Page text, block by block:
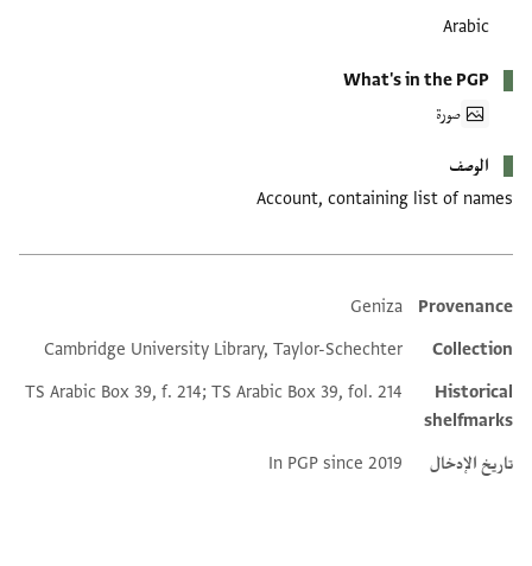
Arabic
What's in the PGP
صورة
الوصف
Account, containing list of names
Additional metadata
Provenance
Geniza
Collection
Cambridge University Library, Taylor-Schechter
Historical
shelfmarks
TS Arabic Box 39, f. 214; TS Arabic Box 39, fol. 214
تاريخ الإدخال In PGP since 2019